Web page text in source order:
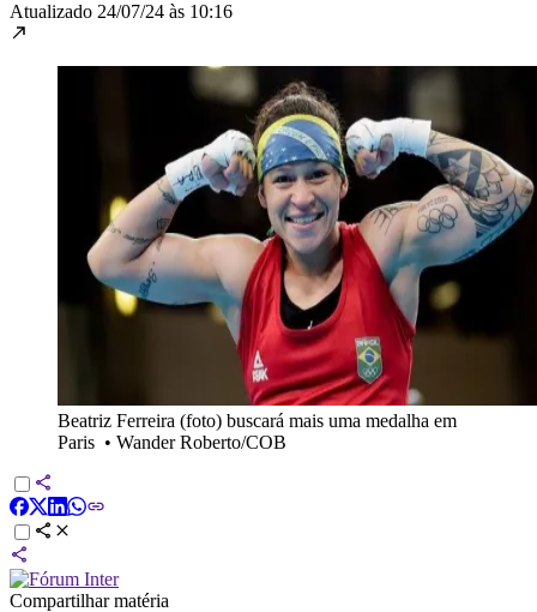
Atualizado 24/07/24 às 10:16
Beatriz Ferreira (foto) buscará mais uma medalha em
Paris • Wander Roberto/COB
Compartilhar matéria